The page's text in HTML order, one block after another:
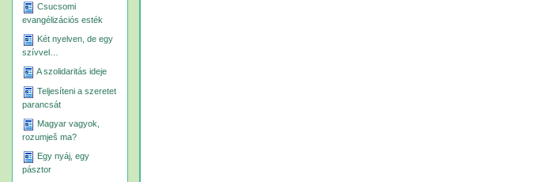
Csucsomi
evangélizációs esték
Két nyelven, de egy
szívvel…
A szolidaritás ideje
Teljesíteni a szeretet
parancsát
Magyar vagyok,
rozumješ ma?
Egy nyáj, egy
pásztor